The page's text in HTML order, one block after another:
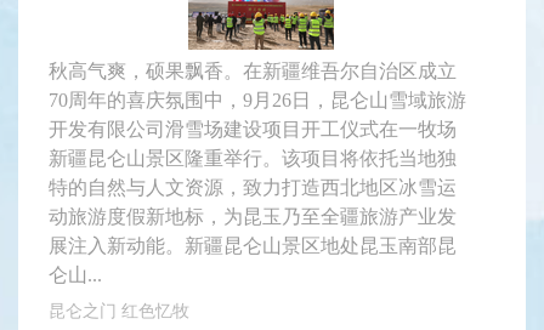
秋高气爽，硕果飘香。在新疆维吾尔自治区成立
70周年的喜庆氛围中，9月26日，昆仑山雪域旅游
开发有限公司滑雪场建设项目开工仪式在一牧场
新疆昆仑山景区隆重举行。该项目将依托当地独
特的自然与人文资源，致力打造西北地区冰雪运
动旅游度假新地标，为昆玉乃至全疆旅游产业发
展注入新动能。新疆昆仑山景区地处昆玉南部昆
仑山...
昆仑之门 红色忆牧